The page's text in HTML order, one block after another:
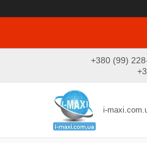
+380 (99)
i-